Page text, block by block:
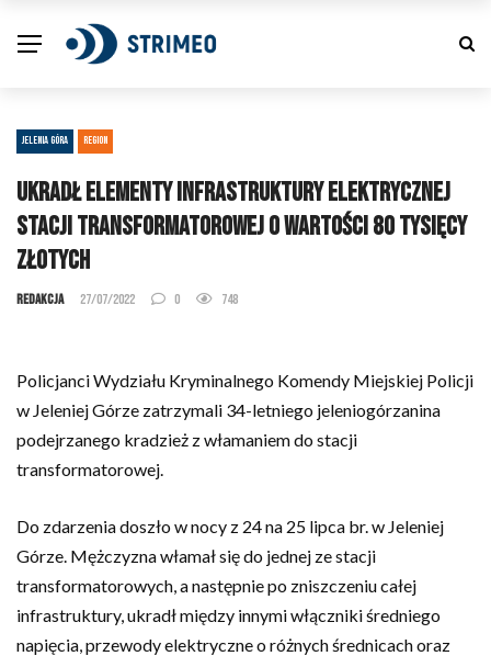
JELENIA GÓRA REGION
Ukradł elementy infrastruktury elektrycznej
stacji transformatorowej o wartości 80 tysięcy
złotych
Redakcja 27/07/2022 0 748
Policjanci Wydziału Kryminalnego Komendy Miejskiej Policji
w Jeleniej Górze zatrzymali 34-letniego jeleniogórzanina
podejrzanego kradzież z włamaniem do stacji
transformatorowej.
Do zdarzenia doszło w nocy z 24 na 25 lipca br. w Jeleniej
Górze. Mężczyzna włamał się do jednej ze stacji
transformatorowych, a następnie po zniszczeniu całej
infrastruktury, ukradł między innymi włączniki średniego
napięcia, przewody elektryczne o różnych średnicach oraz